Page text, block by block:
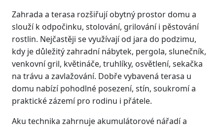
Zahrada a terasa rozšiřují obytný prostor domu a
slouží k odpočinku, stolování, grilování i pěstování
rostlin. Nejčastěji se využívají od jara do podzimu,
kdy je důležitý zahradní nábytek, pergola, slunečník,
venkovní gril, květináče, truhlíky, osvětlení, sekačka
na trávu a zavlažování. Dobře vybavená terasa u
domu nabízí pohodlné posezení, stín, soukromí a
praktické zázemí pro rodinu i přátele.
Aku technika zahrnuje akumulátorové nářadí a